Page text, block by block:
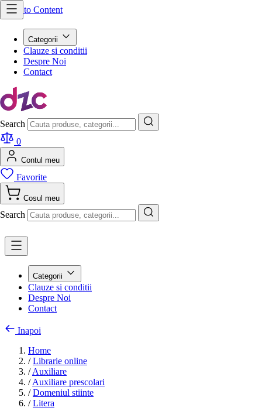
Skip to Content
Categorii
Clauze si conditii
Despre Noi
Contact
Search
0
Contul meu
Favorite
Cosul meu
Search
Categorii
Clauze si conditii
Despre Noi
Contact
Inapoi
Home
/ Librarie online
/ Auxiliare
/ Auxiliare prescolari
/ Domeniul stiinte
/ Litera